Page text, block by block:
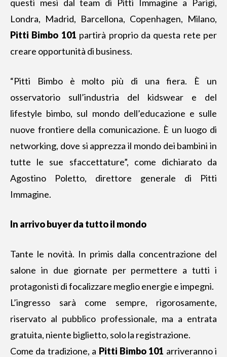
questi mesi dal team di Pitti Immagine a Parigi,
Londra, Madrid, Barcellona, Copenhagen, Milano,
Pitti Bimbo 101 partirà proprio da questa rete per
creare opportunità di business.
“Pitti Bimbo è molto più di una fiera. È un
osservatorio sull’industria del kidswear e del
lifestyle bimbo, sul mondo dell’educazione e sulle
nuove frontiere della comunicazione. È un luogo di
networking, dove si apprezza il mondo dei bambini in
tutte le sue sfaccettature”, come dichiarato da
Agostino Poletto, direttore generale di Pitti
Immagine.
In arrivo buyer da tutto il mondo
Tante le novità. In primis dalla concentrazione del
salone in due giornate per permettere a tutti i
protagonisti di focalizzare meglio energie e impegni.
L’ingresso sarà come sempre, rigorosamente,
riservato al pubblico professionale, ma a entrata
gratuita, niente biglietto, solo la registrazione.
Come da tradizione, a Pitti Bimbo 101 arriveranno i